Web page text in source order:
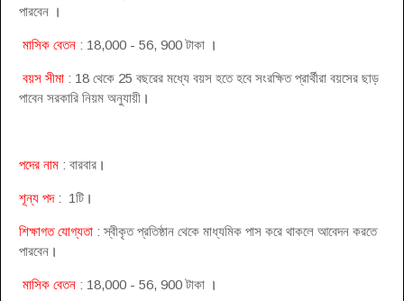
পারবেন ।
মাসিক বেতন : 18,000 - 56, 900 টাকা ।
বয়স সীমা : 18 থেকে 25 বছরের মধ্যে বয়স হতে হবে সংরক্ষিত প্রার্থীরা বয়সের ছাড়
পাবেন সরকারি নিয়ম অনুযায়ী ।
পদের নাম : বারবার ।
শূন্য পদ: 1টি ।
শিক্ষাগত যোগ্যতা : স্বীকৃত প্রতিষ্ঠান থেকে মাধ্যমিক পাস করে থাকলে আবেদন করতে
পারবেন ।
মাসিক বেতন : 18,000 - 56, 900 টাকা ।